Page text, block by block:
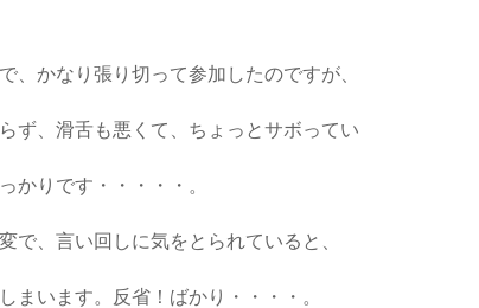
かなり張り切って参加したのですが、
ず、滑舌も悪くて、ちょっとサボってい
かりです ・・・・・。
で、 言い回しに気をとられていると、
まいます。 反省！ばかり・・・・。